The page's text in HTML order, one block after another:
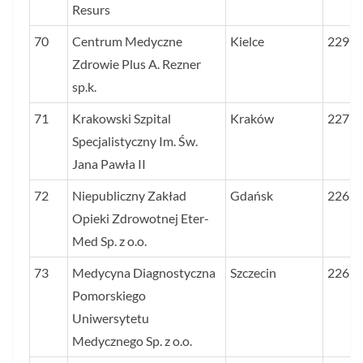
Resurs
70
Centrum Medyczne
Zdrowie Plus A. Rezner
sp.k.
Kielce 229
71
Krakowski Szpital
Specjalistyczny Im. Św.
Jana Pawła II
Kraków 227
72
Niepubliczny Zakład
Opieki Zdrowotnej Eter-
Med Sp. z o.o.
Gdańsk 226
73
Medycyna Diagnostyczna
Pomorskiego
Uniwersytetu
Medycznego Sp. z o.o.
Szczecin 226